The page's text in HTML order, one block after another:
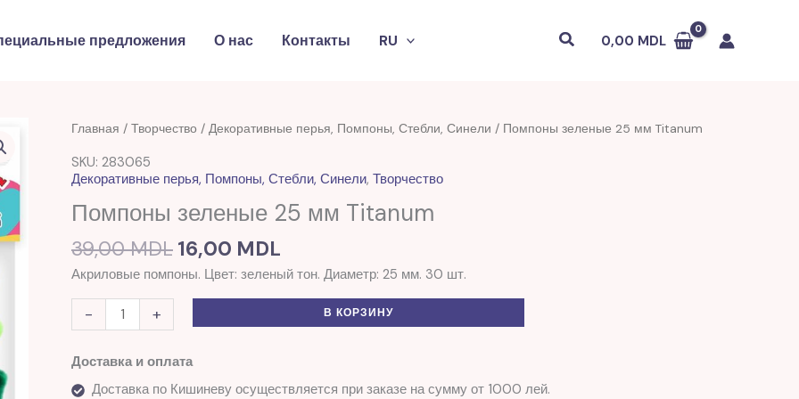
предложения О нас Контакты RU Поиск0,00 MDL
Главная / Творчество / Декоративные перья, Помпоны, Стебли, Синели / Помпоны зеленые 25 мм Titanum
SKU: 283065
Декоративные перья, Помпоны, Стебли, Синели, Творчество
Помпоны зеленые 25 мм Titanum
39,00MDL
Первоначальная
составляла
39,00 MDL.
16,00 MDL
Текущая
16,00 MDL.
Акриловые помпоны. Цвет: зеленый тон. Диаметр: 25 мм. 30 шт.
-
Количество
Помпоны
зеленые
Titanum
+ В КОРЗИНУ
Доставка и оплата
Доставка по Кишиневу осуществляется при заказе на сумму от 1000 лей.